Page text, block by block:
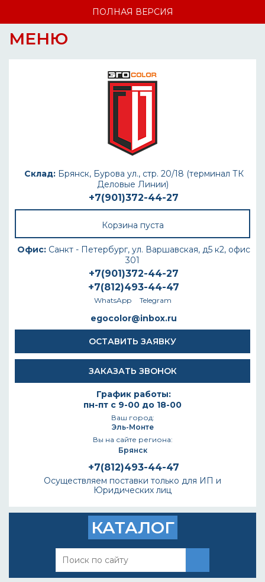
ПОЛНАЯ ВЕРСИЯ
МЕНЮ
Склад:Брянск, Бурова ул., стр. 20/18 (терминал ТК
Деловые Линии)
+7(901)372-44-27
Корзина пуста
Офис: Санкт - Петербург, ул. Варшавская, д5 к2, офис
301
+7(901)372-44-27
+7(812)493-44-47
WhatsApp Telegram
egocolor@inbox.ru
ОСТАВИТЬ ЗАЯВКУ
ЗАКАЗАТЬ ЗВОНОК
График работы:
пн-пт с 9-00 до 18-00
Ваш город:
Эль-Монте
Вы на сайте региона:
Брянск
+7(812)493-44-47
Осуществляем поставки только для ИП и
Юридических лиц
КАТАЛОГ